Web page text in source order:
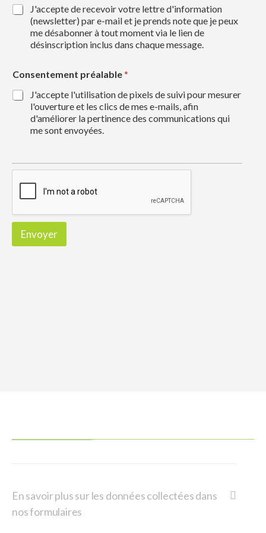
J'accepte de recevoir votre lettre d'information
(newsletter) par e-mail et je prends note que je peux
me désabonner à tout moment via le lien de
désinscription inclus dans chaque message.
Consentement préalable*
J'accepte l'utilisation de pixels de suivi pour mesurer
l'ouverture et les clics de mes e-mails, afin
d'améliorer la pertinence des communications qui
me sont envoyées.
Envoyer
En savoir plus sur les données collectées dans
nos formulaires